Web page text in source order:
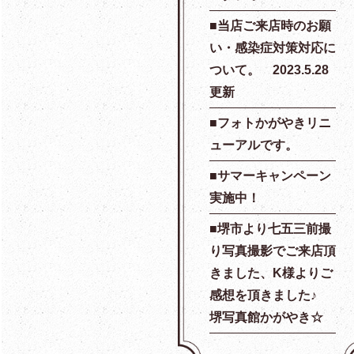
当店ご来店時のお願
い・感染症対策対応に
ついて。 2023.5.28
更新
フォトかがやきリニ
ューアルです。
サマーキャンペーン
実施中！
堺市より七五三前撮
り写真撮影でご来店頂
きました、K様よりご
感想を頂きました♪
堺写真館かがやき☆